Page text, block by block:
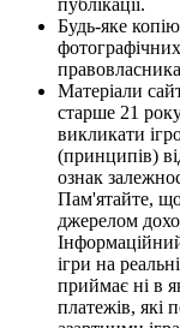
публікації.
Будь-яке
фотографічних
Матеріали
старше 21
викликати
(принципів)
ознак
Пам'ятайте,
джерелом
ігри на
приймає ні в
платежів, які